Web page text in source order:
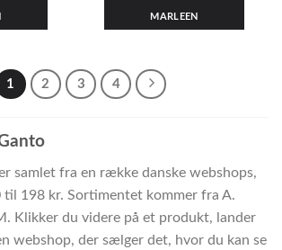
MARLEEN
1 2 3 4
samlet fra en række danske webshops,
til 198 kr. Sortimentet kommer fra A.
Klikker du videre på et produkt, lander
webshop, der sælger det, hvor du kan se